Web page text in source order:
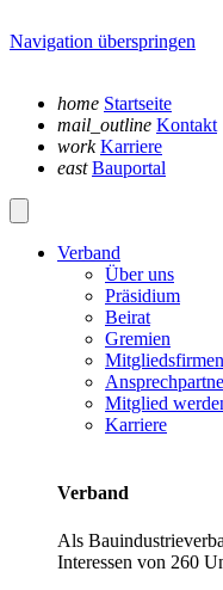
Navigation überspringen
home Startseite
mail_outline Kontakt
work Karriere
east Bauportal
Verband
Über uns
Präsidium
Beirat
Gremien
Mitgliedsfirmen
Mitglied
Karriere
Verband
Als
Interessen von 260